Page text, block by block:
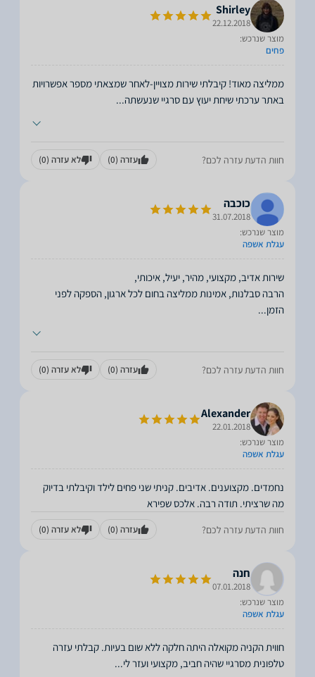
Shirley
22.12.2018
מוצר שנרכש:
פחים
ממליצה מאוד! קיבלתי שירות מצויין-לאחר שמצאתי מספר אפשרויות
באתר ערכתי שיחת יעוץ עם סרגיי שנעשתה...
חוות הדעת עזרה לכם? עזרה (0) לא עזרה (0)
כוכבה
31.07.2018
מוצר שנרכש:
עגלת אשפה
הרבה סבלנות, אמינות ממליצה בחום לכל ארגון, הספקה לפני
הזמן...
חוות הדעת עזרה לכם? עזרה (0) לא עזרה (0)
Alexander
22.01.2018
מוצר שנרכש:
עגלת אשפה
נחמדים. מקצוענים. אדיבים. קניתי שני פחים לילד וקיבלתי בדיוק
מה שרציתי. תודה רבה. אלכס שפירא
חוות הדעת עזרה לכם? עזרה (0) לא עזרה (0)
חנה
07.01.2018
מוצר שנרכש:
עגלת אשפה
חווית הקניה מקואלה היתה חלקה ללא שום בעיות. קבלתי עזרה
טלפונית מסרגיי שהיה חביב, מקצועי ועזר לי...